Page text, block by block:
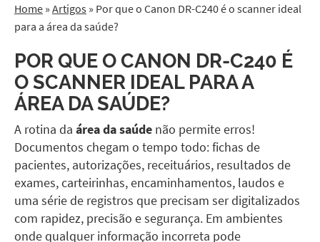
Home » Artigos » Por que o Canon DR-C240 é o scanner ideal
para a área da saúde?
POR QUE O CANON DR-C240 É
O SCANNER IDEAL PARA A
ÁREA DA SAÚDE?
A rotina da área da saúde não permite erros!
Documentos chegam o tempo todo: fichas de
pacientes, autorizações, receituários, resultados de
exames, carteirinhas, encaminhamentos, laudos e
uma série de registros que precisam ser digitalizados
com rapidez, precisão e segurança. Em ambientes
onde qualquer informação incorreta pode